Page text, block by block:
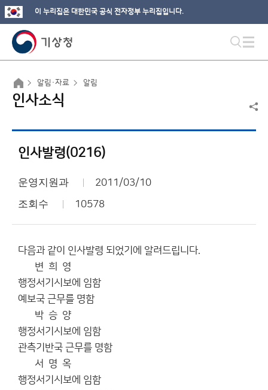
이 누리집은 대한민국 공식 전자정부 누리집입니다.
알림·자료 알림
인사소식
인사발령(0216)
운영지원과 2011/03/10
조회수 10578
다음과 같이 인사발령 되었기에 알려드립니다.
변 희 영
행정서기시보에 임함
예보국 근무를 명함
박 승 양
행정서기시보에 임함
관측기반국 근무를 명함
서 명 옥
행정서기시보에 임함